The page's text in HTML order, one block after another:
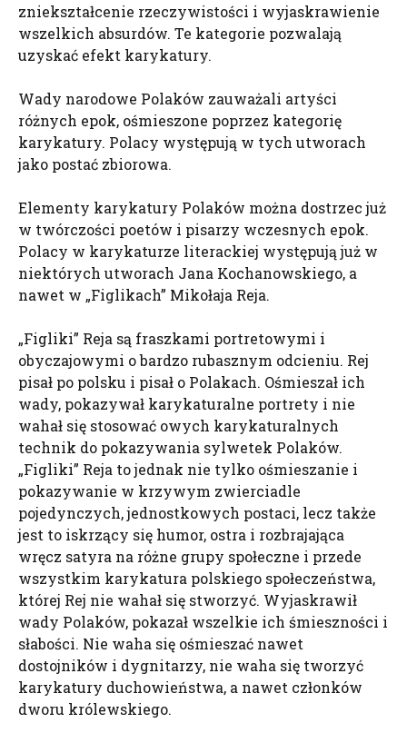
zniekształcenie rzeczywistości i wyjaskrawienie
wszelkich absurdów. Te kategorie pozwalają
uzyskać efekt karykatury.
Wady narodowe Polaków zauważali artyści
różnych epok, ośmieszone poprzez kategorię
karykatury. Polacy występują w tych utworach
jako postać zbiorowa.
Elementy karykatury Polaków można dostrzec już
w twórczości poetów i pisarzy wczesnych epok.
Polacy w karykaturze literackiej występują już w
niektórych utworach Jana Kochanowskiego, a
nawet w „Figlikach” Mikołaja Reja.
„Figliki” Reja są fraszkami portretowymi i
obyczajowymi o bardzo rubasznym odcieniu. Rej
pisał po polsku i pisał o Polakach. Ośmieszał ich
wady, pokazywał karykaturalne portrety i nie
wahał się stosować owych karykaturalnych
technik do pokazywania sylwetek Polaków.
„Figliki” Reja to jednak nie tylko ośmieszanie i
pokazywanie w krzywym zwierciadle
pojedynczych, jednostkowych postaci, lecz także
jest to iskrzący się humor, ostra i rozbrajająca
wręcz satyra na różne grupy społeczne i przede
wszystkim karykatura polskiego społeczeństwa,
której Rej nie wahał się stworzyć. Wyjaskrawił
wady Polaków, pokazał wszelkie ich śmieszności i
słabości. Nie waha się ośmieszać nawet
dostojników i dygnitarzy, nie waha się tworzyć
karykatury duchowieństwa, a nawet członków
dworu królewskiego.